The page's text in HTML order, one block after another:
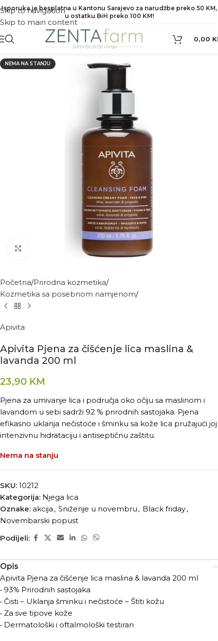
Skip to navigation
Skip to main content
Isporuka je besplatna u Kantonu Sarajevo za narudžbe preko 50 KM,
u ostatku BiH preko 100 KM!
0,00
NEMA NA STANJU
Kliknite za povećanje
Početna Prirodna kozmetika
Kozmetika sa posebnom namjenom
Apivita
Apivita Pjena za čišćenje lica maslina &
lavanda 200 ml
23,90 KM
Pjena za umivanje lica i područja oko očiju sa maslinom i
lavandom u sebi sadrži 92 % prirodnih sastojaka. Pjena
efikasno uklanja nečistoće i šminku sa kože lica pružajući joj
intenzivnu hidrataciju i antiseptičnu zaštitu.
Nema na stanju
SKU: 10212
Kategorija: Njega lica
Oznake: akcija , Sniženje u novembru , Black friday,
Novembarski popust
Podijeli:
Opis
Apivita Pjena za čišćenje lica maslina & lavanda 200 ml
• 93% Prirodnih sastojaka
• Čisti – Uklanja šminku i nečistoće – Štiti kožu
• Za sve tipove kože
• Dermatološki i oftalmološki testiran